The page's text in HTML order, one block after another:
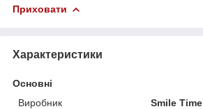
Приховати
Характеристики
Основні
Виробник
Smile Time